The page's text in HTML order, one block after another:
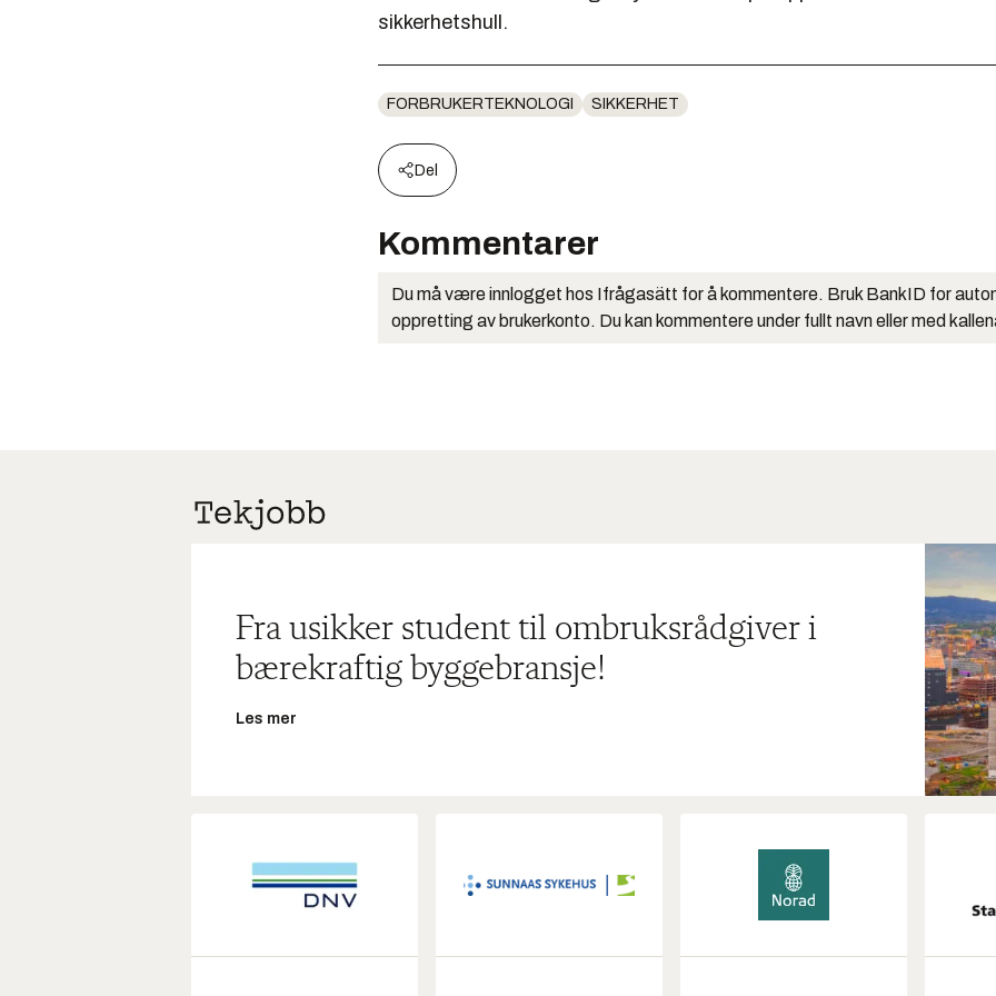
sikkerhetshull.
FORBRUKERTEKNOLOGI SIKKERHET
Del
Kommentarer
Du må være innlogget hos Ifrågasätt for å kommentere. Bruk BankID for
oppretting av brukerkonto. Du kan kommentere under fullt navn eller med
Fra usikker student til ombruksrådgiver i
bærekraftig byggebransje!
Les mer